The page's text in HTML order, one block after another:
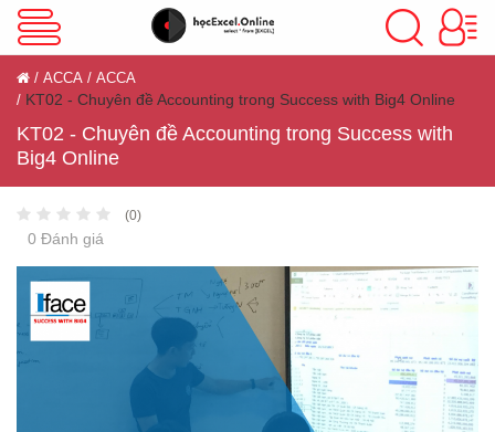
VBA Excel
Excel Cơ Bản
Excel Nâng Cao
Excel Kế Toán
Powerpoint
ACCA ACCA
KT02 - Chuyên đề Accounting trong Success with Big4 Online
KT02 - Chuyên đề Accounting trong Success with
Big4 Online
(0)
0 Đánh giá